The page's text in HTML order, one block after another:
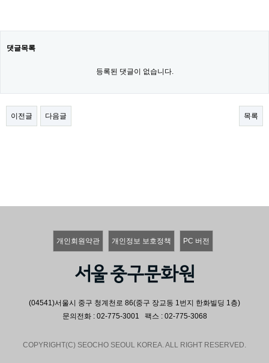
댓글목록
등록된 댓글이 없습니다.
이전글 다음글 목록
개인회원약관 개인정보 보호정책 PC 버전
(04541)서울시 중구 청계천로 86(중구 장교동 1번지 한화빌딩 1층)
문의전화 : 02-775-3001 팩스 : 02-775-3068
COPYRIGHT(C) SEOCHO SEOUL KOREA. ALL RIGHT RESERVED.